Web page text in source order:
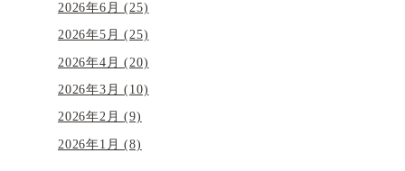
2026年6月 (25)
2026年5月 (25)
2026年4月 (20)
2026年3月 (10)
2026年2月 (9)
2026年1月 (8)